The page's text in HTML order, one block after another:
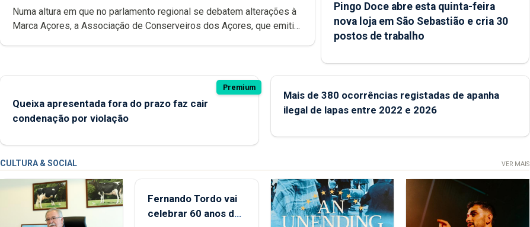
Numa altura em que no parlamento regional se debatem alterações à
Marca Açores, a Associação de Conserveiros dos Açores, que emitiu
Pingo Doce abre esta quinta-feira
nova loja em São Sebastião e cria 30
postos de trabalho
Premium
Queixa apresentada fora do prazo faz cair
condenação por violação
Mais de 380 ocorrências registadas de apanha
ilegal de lapas entre 2022 e 2026
CULTURA & SOCIAL VER MAIS
Fernando Tordo vai
celebrar 60 anos de